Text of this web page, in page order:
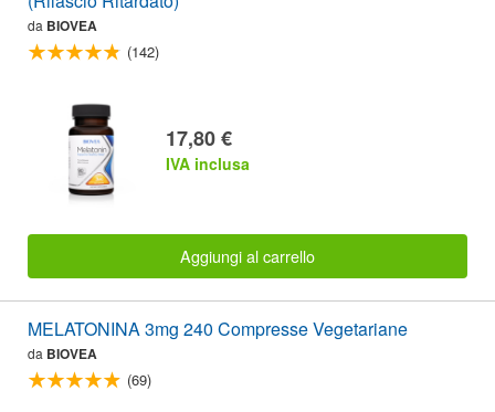
da BIOVEA
(142)
17,80 €
IVA inclusa
Aggiungi al carrello
MELATONINA 3mg 240 Compresse Vegetariane
da BIOVEA
(69)